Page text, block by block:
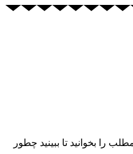
کردید، باید این مطلب را بخوانید تا ببینید چطور